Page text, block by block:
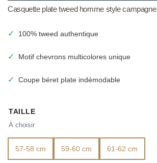
Casquette plate tweed homme style campagne
✓ 100% tweed authentique
✓ Motif chevrons multicolores unique
✓ Coupe béret plate indémodable
TAILLE
57-58 cm 59-60 cm 61-62 cm